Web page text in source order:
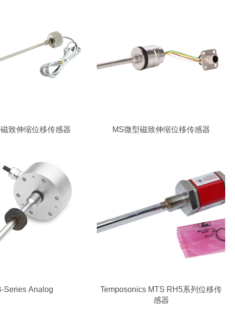
致伸缩位移传感器 MS微型磁致伸缩位移传感器
Series Analog
Temposonics MTS RH5系列位移传
感器